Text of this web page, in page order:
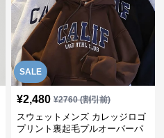
SALE
¥2,480 ¥2760(割引前)
スウェットメンズ カレッジロゴ
プリント裏起毛プルオーバーパ